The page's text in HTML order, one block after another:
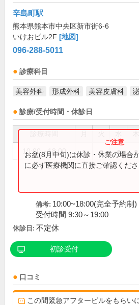
辛島町駅
熊本県熊本市中央区新市街6-6
いけおビル2F [地図]
096-288-5011
診療科目
美容外科 形成外科 美容皮膚科
診療/受付時間・休診日
10:00～18:00 ● ● ● ●
お盆(8月中旬)は休診・休業の場合
に必ず医療機関に直接ご確認くださ
備考: 10:00~18:00(完全予約制)
受付時間 9:30～19:00
休診日: 不定休
初診受付
口コミ
この間緊急アフターピルをもらい